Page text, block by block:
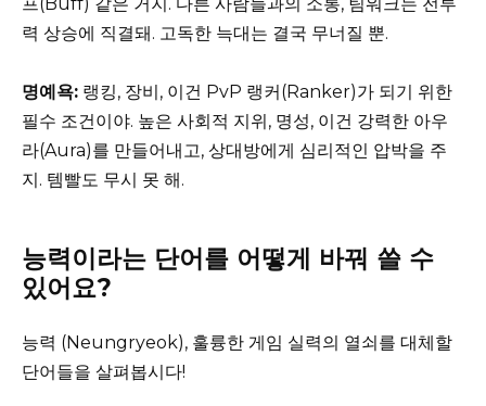
력 상승에 직결돼. 고독한 늑대는 결국 무너질 뿐.
명예욕: 랭킹, 장비, 이건 PvP 랭커(Ranker)가 되기 위한
필수 조건이야. 높은 사회적 지위, 명성, 이건 강력한 아우
라(Aura)를 만들어내고, 상대방에게 심리적인 압박을 주
지. 템빨도 무시 못 해.
능력이라는 단어를 어떻게 바꿔 쓸 수
있어요?
능력 (Neungryeok), 훌륭한 게임 실력의 열쇠를 대체할
단어들을 살펴봅시다!